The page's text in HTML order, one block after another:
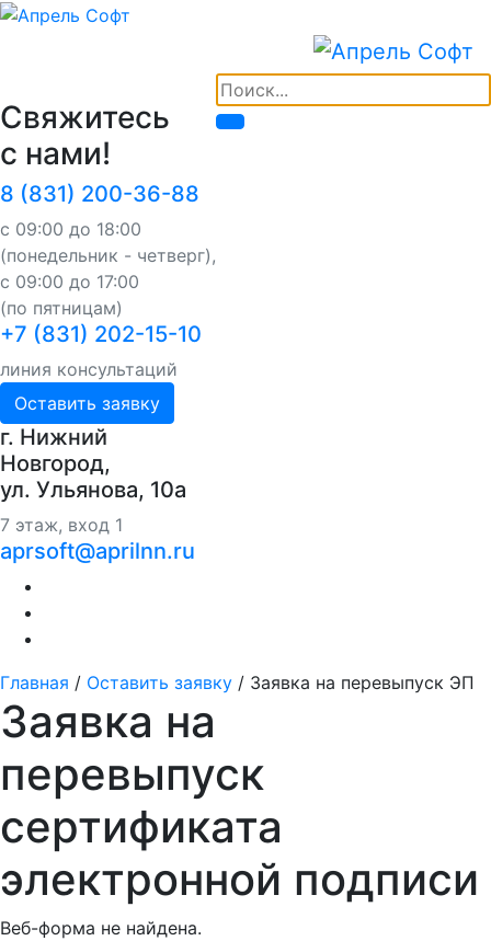
Свяжитесь
с нами!
8 (831) 200-36-88
с 09:00 до 18:00
(понедельник - четверг),
с 09:00 до 17:00
(по пятницам)
+7 (831) 202-15-10
линия консультаций
Оставить заявку
г. Нижний
Новгород,
ул. Ульянова, 10a
7 этаж, вход 1
aprsoft@aprilnn.ru
Главная / Оставить заявку / Заявка на перевыпуск ЭП
Заявка на
перевыпуск
сертификата
электронной подписи
Веб-форма не найдена.